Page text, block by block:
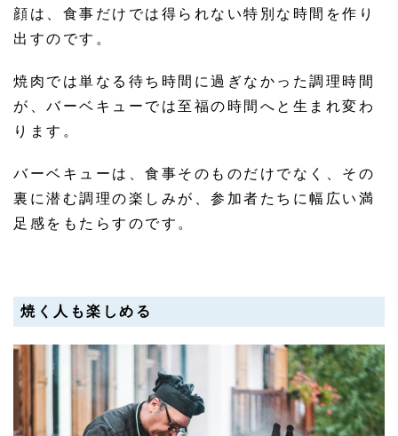
顔は、食事だけでは得られない特別な時間を作り
出すのです。
焼肉では単なる待ち時間に過ぎなかった調理時間
が、バーベキューでは至福の時間へと生まれ変わ
ります。
バーベキューは、食事そのものだけでなく、その
裏に潜む調理の楽しみが、参加者たちに幅広い満
足感をもたらすのです。
焼く人も楽しめる